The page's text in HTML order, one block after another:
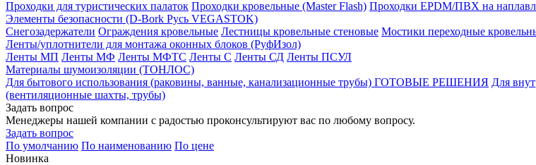
Проходки для туристических палаток Проходки кровельные (Master Flash) Проходки EPDM/ПВХ на
Элементы безопасности (D-Bork Русь VEGASTOK)
Снегозадержатели Ограждения кровельные Лестницы кровельные стеновые Мостики переходные
Ленты/уплотнители для монтажа оконных блоков (РуфИзол)
Ленты МП Ленты МФ Ленты МФТС Ленты С Ленты СД Ленты ПСУЛ
Материалы шумоизоляции (TОНЛОС)
Для бытового использования (раковины, ванные, канализационные трубы) ГОТОВЫЕ РЕШЕНИЯ Для
(вентиляционные шахты, трубы)
Задать вопрос
Менеджеры нашей компании с радостью проконсультируют вас по любому вопросу.
Задать вопрос
По умолчанию По наименованию По цене
Новинка